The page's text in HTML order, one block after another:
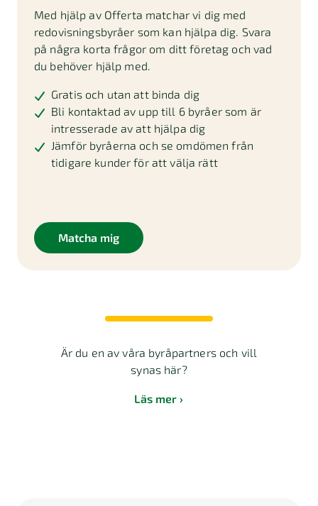
Med hjälp av Offerta matchar vi dig med
redovisningsbyråer som kan hjälpa dig. Svara
på några korta frågor om ditt företag och vad
du behöver hjälp med.
Gratis och utan att binda dig
Bli kontaktad av upp till 6 byråer som är
intresserade av att hjälpa dig
Jämför byråerna och se omdömen från
tidigare kunder för att välja rätt
Matcha mig
Är du en av våra byråpartners och vill
synas här?
Läs mer